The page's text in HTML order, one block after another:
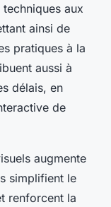
aux
ainsi de
pratiques à la
aussi à
délais, en
de
augmente
simplifient le
renforcent la